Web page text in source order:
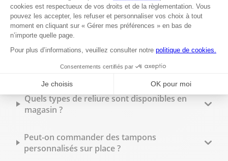
Est-il possible de faire des photocopies en
magasin ?
Vallée Vesoul ?
Quels types de reliure sont disponibles en
magasin ?
Peut-on commander des tampons
personnalisés sur place ?